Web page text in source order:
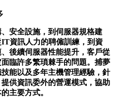
安全設施，到伺服器規格建
資訊人力的聘僱訓練，到資
後續伺服器性能提升，客戶從
臨許多繁瑣棘手的問題。捕夢
能以及多年主機管理經驗，針
供資訊委外的營運模式，協助
主要方式。